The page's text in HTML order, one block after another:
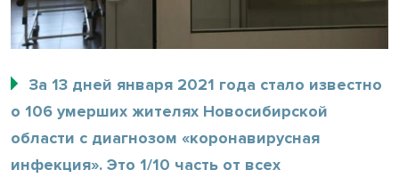
За 13 дней января 2021 года стало известно
о 106 умерших жителях Новосибирской
области с диагнозом «коронавирусная
инфекция». Это 1/10 часть от всех